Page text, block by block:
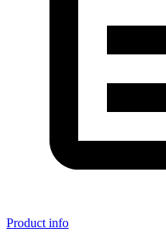
Product info